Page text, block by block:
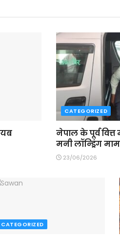
CATEGORIZED
नेपाल के पूर्व
मनी लॉन्ड्रिंग
23/06/2026
CATEGORIZED